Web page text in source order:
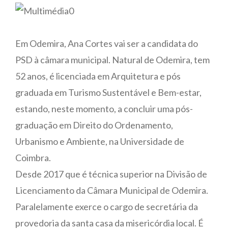
Em Odemira, Ana Cortes vai ser a candidata do
PSD à câmara municipal. Natural de Odemira, tem
52 anos, é licenciada em Arquitetura e pós
graduada em Turismo Sustentável e Bem-estar,
estando, neste momento, a concluir uma pós-
graduação em Direito do Ordenamento,
Urbanismo e Ambiente, na Universidade de
Coimbra.
Desde 2017 que é técnica superior na Divisão de
Licenciamento da Câmara Municipal de Odemira.
Paralelamente exerce o cargo de secretária da
provedoria da santa casa da misericórdia local. É